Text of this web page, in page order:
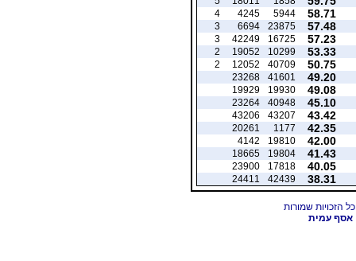
58.71
5944
4245
4
57.48
23875
6694
3
57.23
16725
42249
3
53.33
10299
19052
2
50.75
40709
12052
2
49.20
41601
23268
49.08
19930
19929
45.10
40948
23264
43.42
43207
43206
42.35
1177
20261
42.00
19810
4142
41.43
19804
18665
40.05
17818
23900
38.31
42439
24411
אסף עמית